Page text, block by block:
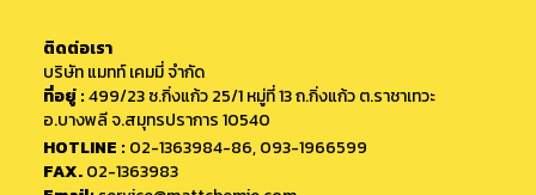
ติดต่อเรา
บริษัท แมทท์ เคมมี่ จำกัด
ที่อยู่ :499/23 ซ.กิ่งแก้ว 25/1 หมู่ที่ 13 ถ.กิ่งแก้ว ต.ราชาเทวะ
อ.บางพลี จ.สมุทรปราการ 10540
HOTLINE : 02-1363984-86,093-1966599
FAX.02-1363983